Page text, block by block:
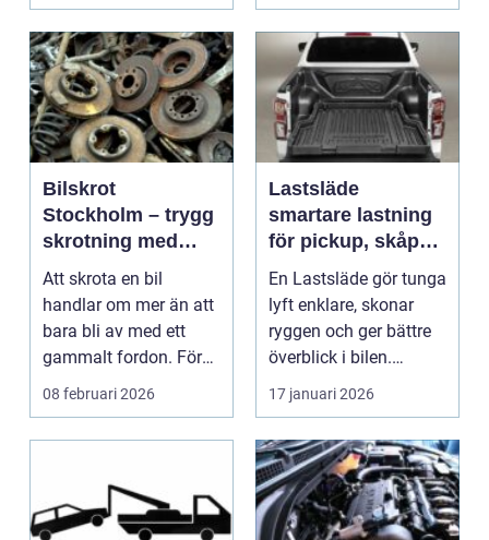
Bilskrot
Stockholm – trygg
skrotning med
fokus på miljö och
återvinning
Att skrota en bil
handlar om mer än att
bara bli av med ett
gammalt fordon. För
mång...
08 februari 2026
Lastsläde
smartare lastning
för pickup, skåpbil
och personbil
En Lastsläde gör tunga
lyft enklare, skonar
ryggen och ger bättre
överblick i bilen.
Genom att kunna...
17 januari 2026